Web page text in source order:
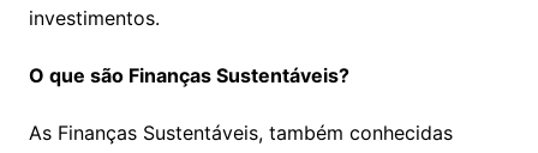
investimentos.
O que são Finanças Sustentáveis?
As Finanças Sustentáveis, também conhecidas